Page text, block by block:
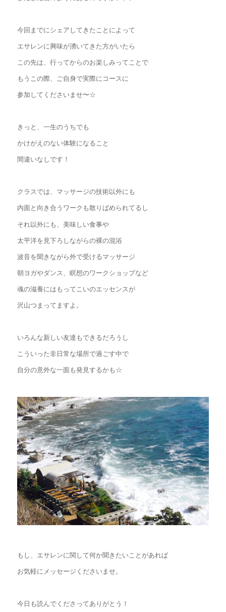
今回までにシェアしてきたことによって
エサレンに興味が湧いてきた方がいたら
この先は、行ってからのお楽しみってことで
もうこの際、ご自身で実際にコースに
参加してくださいませ〜☆
きっと、一生のうちでも
かけがえのない体験になること
間違いなしです！
クラスでは、マッサージの技術以外にも
内面と向き合うワークも散りばめられてるし
それ以外にも、美味しい食事や
太平洋を見下ろしながらの裸の混浴
波音を聞きながら外で受けるマッサージ
朝ヨガやダンス、瞑想のワークショップなど
魂の滋養にはもってこいのエッセンスが
沢山つまってますよ。
いろんな新しい友達もできるだろうし
こういった非日常な場所で過ごす中で
自分の意外な一面も発見するかも☆
もし、エサレンに関して何か聞きたいことがあれば
お気軽にメッセージくださいませ。
今日も読んでくださってありがとう！